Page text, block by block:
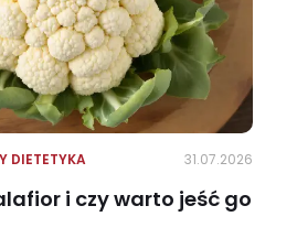
DIETETYKA 31.07.2026
i czy warto jeść go